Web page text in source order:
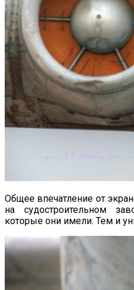
Общее впечатление от
на судостроительном
которые они имели. Тем и